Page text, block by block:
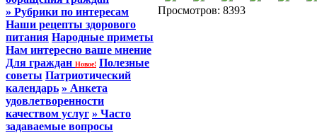
» Рубрики по интересам
Наши рецепты здорового
питания Народные приметы
Нам интересно ваше мнение
Для граждан Новое! Полезные
советы Патриотический
календарь » Анкета
удовлетворенности
качеством услуг » Часто
задаваемые вопросы
Просмотров: 8393